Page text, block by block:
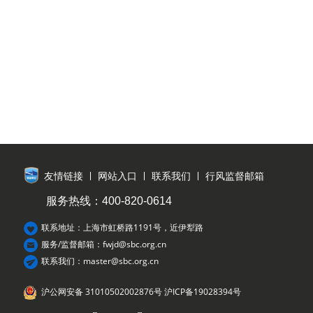
友情链接 网站入口 联系我们 行风监督邮箱
服务热线：400-820-0614
联系地址：上海市虹桥路1191号，近伊犁路
服务/监督邮箱：fwjd@sbc.org.cn
联系我们：master@sbc.org.cn
沪公网安备 31010502002876号 沪ICP备19028394号